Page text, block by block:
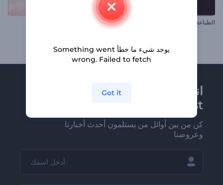
الطباعة التجريدية الخيالية افتتاحية قلب دخاني لعيد الحب
انضم إلى نشرة
Renderforest الإخبارية
كن من بين أوائل من يستلمون أحدث أخبارنا
وعروضنا
يوجد شيء ما خطأ Something went
wrong. Failed to fetch
Got it